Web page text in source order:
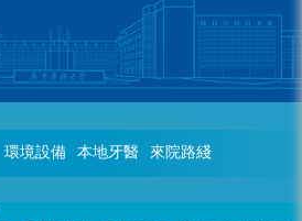
環境設備 本地牙醫 來院路綫